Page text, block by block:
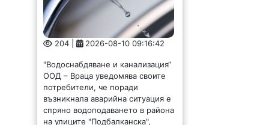
възникнала аварийна ситуация е
спряно водоподаването в района
на улиците "Подбалканска",
"Рила" и "Петропавловска" днес
10.08.2026г. до отстраняване на
аварията. Тел.: 092...
Малки шампиони от